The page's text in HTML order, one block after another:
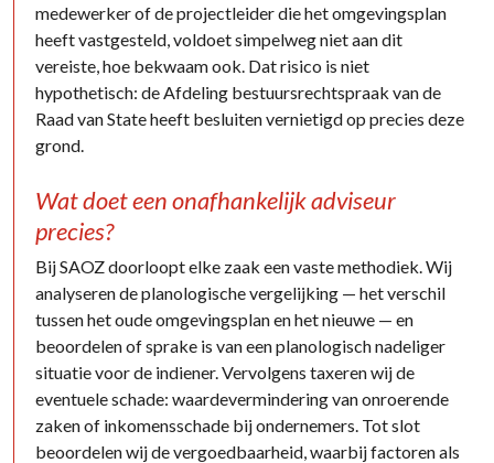
medewerker of de projectleider die het omgevingsplan
heeft vastgesteld, voldoet simpelweg niet aan dit
vereiste, hoe bekwaam ook. Dat risico is niet
hypothetisch: de Afdeling bestuursrechtspraak van de
Raad van State heeft besluiten vernietigd op precies deze
grond.
Wat doet een onafhankelijk adviseur
precies?
Bij SAOZ doorloopt elke zaak een vaste methodiek. Wij
analyseren de planologische vergelijking — het verschil
tussen het oude omgevingsplan en het nieuwe — en
beoordelen of sprake is van een planologisch nadeliger
situatie voor de indiener. Vervolgens taxeren wij de
eventuele schade: waardevermindering van onroerende
zaken of inkomensschade bij ondernemers. Tot slot
beoordelen wij de vergoedbaarheid, waarbij factoren als